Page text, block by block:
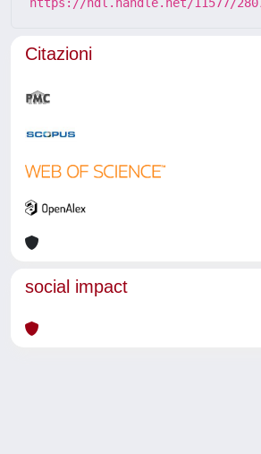
Citazioni
social impact